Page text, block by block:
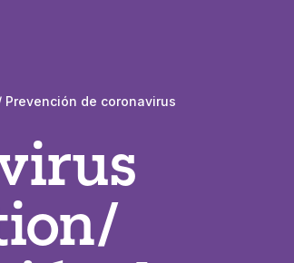
de coronavirus